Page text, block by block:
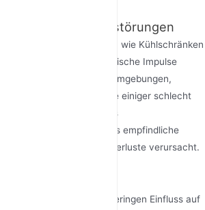
Umgebungsstörungen
in großen Geräten wie Kühlschränken
kurzzeitige elektromagnetische Impulse
in industriellen Umgebungen,
sogar die Schaltnetzteile einiger schlecht
können breitbandiges
erzeugen, das das empfindliche
Instabilität oder Paketverluste verursacht.
Faktoren
hat das Wetter einen geringen Einfluss auf